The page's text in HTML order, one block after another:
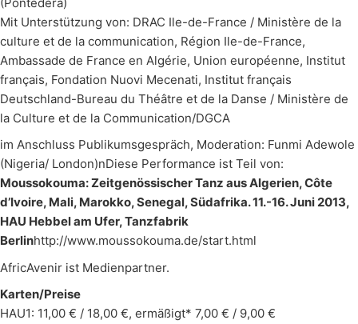
Mit Unterstützung von: DRAC Ile-de-France / Ministère de la
culture et de la communication, Région Ile-de-France,
Ambassade de France en Algérie, Union européenne, Institut
français, Fondation Nuovi Mecenati, Institut français
Deutschland-Bureau du Théâtre et de la Danse / Ministère de
la Culture et de la Communication/DGCA
im Anschluss Publikumsgespräch, Moderation: Funmi Adewole
(Nigeria/ London)nDiese Performance ist Teil von:
Moussokouma: Zeitgenössischer Tanz aus Algerien, Côte
d’Ivoire, Mali, Marokko, Senegal, Südafrika. 11.-16. Juni 2013,
HAU Hebbel am Ufer, Tanzfabrik
Berlinhttp://www.moussokouma.de/start.html
AfricAvenir ist Medienpartner.
Karten/Preise
HAU1: 11,00 € / 18,00 €, ermäßigt* 7,00 € / 9,00 €